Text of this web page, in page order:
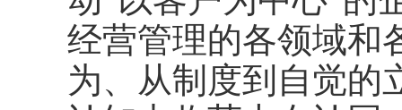
经营管理的各领域和
为、从制度到自觉的